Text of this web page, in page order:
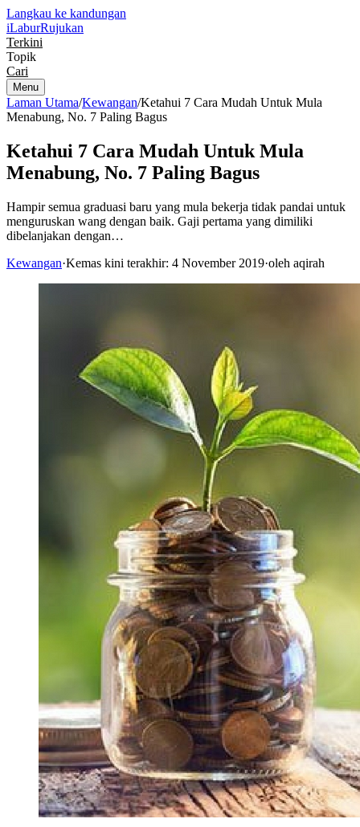
Langkau ke kandungan
iLaburRujukan
Terkini
Topik
Cari
Menu
Laman Utama/Kewangan/Ketahui 7 Cara Mudah Untuk Mula
Menabung, No. 7 Paling Bagus
Ketahui 7 Cara Mudah Untuk Mula
Menabung, No. 7 Paling Bagus
Hampir semua graduasi baru yang mula bekerja tidak pandai untuk
menguruskan wang dengan baik. Gaji pertama yang dimiliki
dibelanjakan dengan…
Kewangan·Kemas kini terakhir: 4 November 2019·oleh aqirah